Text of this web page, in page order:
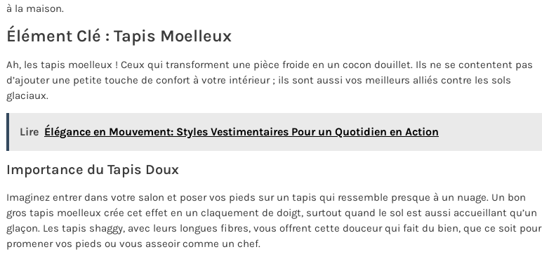
à la maison.
Élément Clé : Tapis Moelleux
Ah, les tapis moelleux ! Ceux qui transforment une pièce froide en un cocon douillet. Ils ne se contentent pas
d’ajouter une petite touche de confort à votre intérieur ; ils sont aussi vos meilleurs alliés contre les sols
glaciaux.
Lire Élégance en Mouvement: Styles Vestimentaires Pour un Quotidien en Action
Importance du Tapis Doux
Imaginez entrer dans votre salon et poser vos pieds sur un tapis qui ressemble presque à un nuage. Un bon
gros tapis moelleux crée cet effet en un claquement de doigt, surtout quand le sol est aussi accueillant qu’un
glaçon. Les tapis shaggy, avec leurs longues fibres, vous offrent cette douceur qui fait du bien, que ce soit pour
promener vos pieds ou vous asseoir comme un chef.